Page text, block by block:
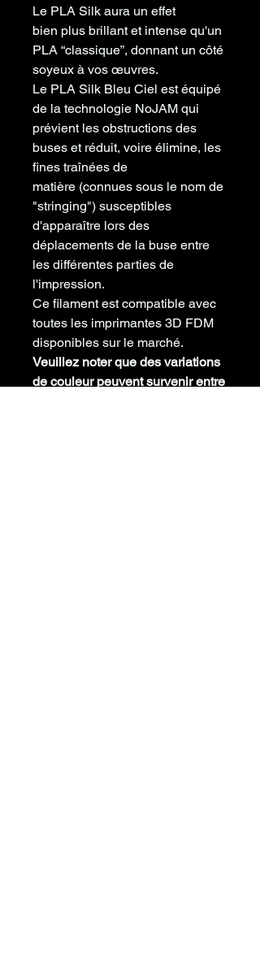
Le PLA Silk aura un effet
bien plus brillant et intense qu'un
PLA “classique”, donnant un côté
soyeux à vos œuvres.
Le PLA Silk Bleu Ciel est équipé
de la technologie NoJAM qui
prévient les obstructions des
buses et réduit, voire élimine, les
fines traînées de
matière (connues sous le nom de
"stringing") susceptibles
d'apparaître lors des
déplacements de la buse entre
les différentes parties de
l'impression.
Ce filament estcompatible avec
toutes les imprimantes 3D FDM
disponibles sur le marché.
Veuillez noter que des variations
de couleur peuvent survenir entre